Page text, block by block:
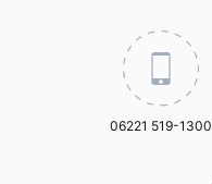
06221 519-1300